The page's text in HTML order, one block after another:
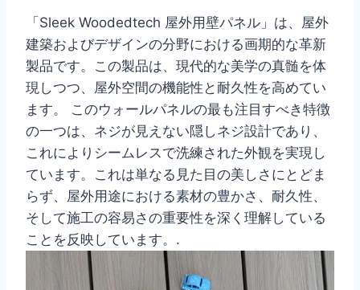
「Sleek Woodedtech 屋外用壁パネル」は、屋外
建築およびデザインの分野における画期的な革新
製品です。この製品は、現代的な美学の真髄を体
現しつつ、屋外空間の機能性と耐久性を高めてい
ます。 このウォールパネルの最も注目すべき特徴
の一つは、ネジが見えない隠しネジ設計であり、
これによりシームレスで洗練された外観を実現し
ています。これは単なる見た目の美しさにとどま
らず、屋外用途における素材の豊かさ、耐久性、
そして施工の容易さの重要性を深く理解している
ことを反映しています。.